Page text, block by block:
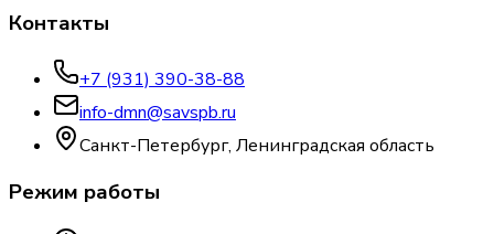
Контакты
+7 (931) 390-38-88
info-dmn@savspb.ru
Санкт-Петербург, Ленинградская область
Режим работы